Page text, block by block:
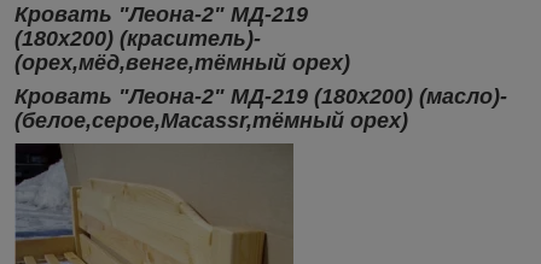
Кровать "Леона-2" МД-219
(180х200) (краситель)-
(орех,мёд,венге,тёмный орех)
Кровать "Леона-2" МД-219 (180х200) (масло)-
(белое,серое,Macassr,тёмный орех)